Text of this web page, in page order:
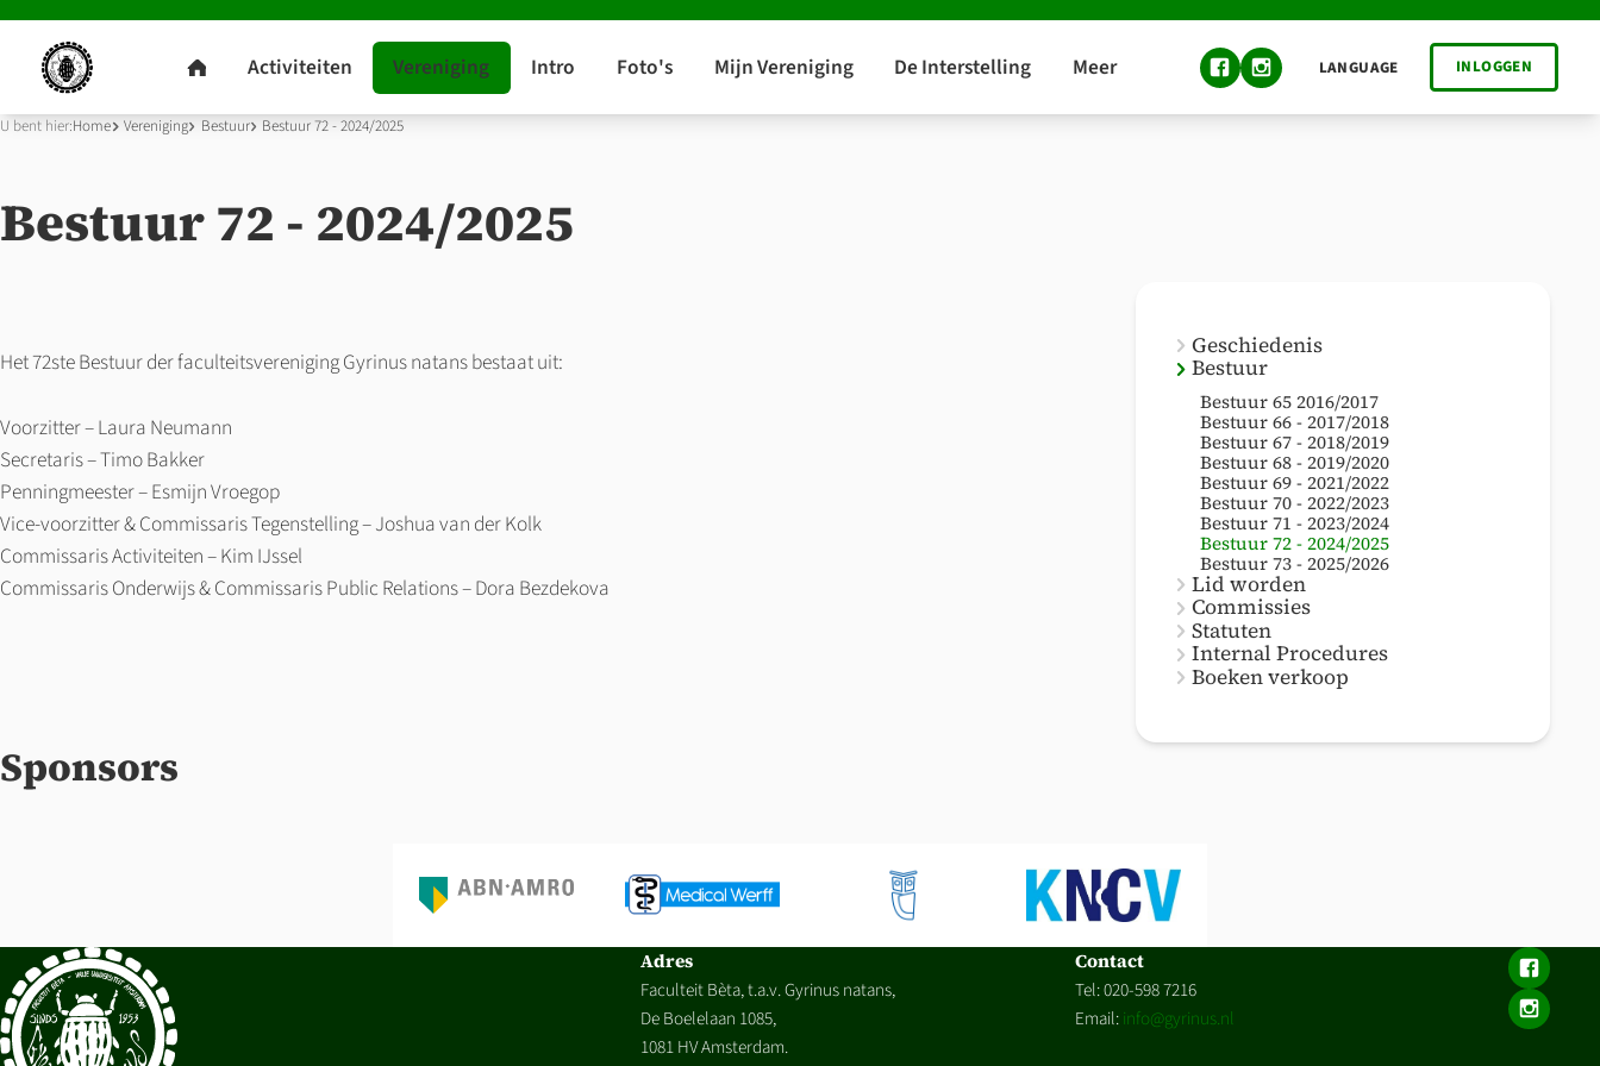
INLOGGEN
LANGUAGE
U bent hier:Home Vereniging Bestuur Bestuur 72 - 2024/2025
Bestuur 72 - 2024/2025
Het 72ste Bestuur der faculteitsvereniging Gyrinus natans bestaat uit:
Voorzitter – Laura Neumann
Secretaris – Timo Bakker
Penningmeester – Esmijn Vroegop
Vice-voorzitter & Commissaris Tegenstelling – Joshua van der Kolk
Commissaris Activiteiten – Kim IJssel
Commissaris Onderwijs & Commissaris Public Relations – Dora Bezdekova
Geschiedenis
Bestuur
Bestuur 65 2016/2017
Bestuur 66 - 2017/2018
Bestuur 67 - 2018/2019
Bestuur 68 - 2019/2020
Bestuur 69 - 2021/2022
Bestuur 70 - 2022/2023
Bestuur 71 - 2023/2024
Bestuur 72 - 2024/2025
Bestuur 73 - 2025/2026
Lid worden
Commissies
Statuten
Internal Procedures
Boeken verkoop
Sponsors
Adres
Faculteit Bèta, t.a.v. Gyrinus natans,
De Boelelaan 1085,
1081 HV Amsterdam.
Contact
Tel: 020-598 7216
Email:info@gyrinus.nl